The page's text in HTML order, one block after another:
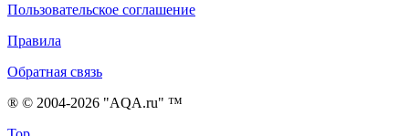
Пользовательское соглашение
Правила
Обратная связь
® © 2004-2026 "AQA.ru" ™